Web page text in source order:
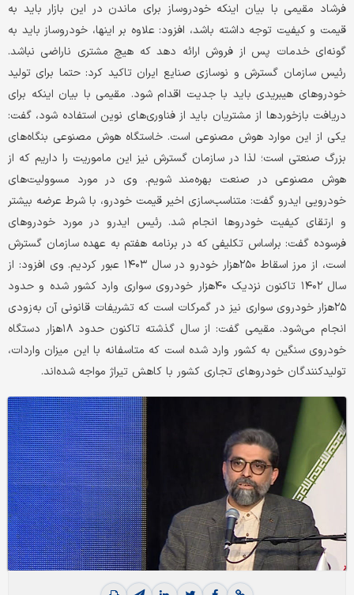
فرشاد مقیمی با بیان اینکه خودروساز برای ماندن در این بازار باید به
قیمت و کیفیت توجه داشته باشد، افزود: علاوه بر اینها، خودروساز باید به
گونه‌ای خدمات پس از فروش ارائه دهد که هیچ مشتری ناراضی نباشد.
رئیس سازمان گسترش و نوسازی صنایع ایران تاکید کرد: حتما برای تولید
خودرو‌های هیبریدی باید با جدیت اقدام شود. مقیمی با بیان اینکه برای
دریافت بازخورد‌ها از مشتریان باید از فناوری‌های نوین استفاده شود، گفت:
یکی از این موارد هوش مصنوعی است. خاستگاه هوش مصنوعی بنگاه‌های
بزرگ صنعتی است؛ لذا در سازمان گسترش نیز این ماموریت را داریم که از
هوش مصنوعی در صنعت بهره‌مند شویم. وی در مورد مسوولیت‌های
خودرویی ایدرو گفت: متناسب‌سازی اخیر قیمت خودرو، با شرط عرضه بیشتر
و ارتقای کیفیت خودروها انجام شد. رئیس ایدرو در مورد خودرو‌های
فرسوده گفت: براساس تکلیفی که در برنامه هفتم به عهده سازمان گسترش
است، از مرز اسقاط ۲۵۰هزار خودرو در سال ۱۴۰۳ عبور کردیم. وی افزود: از
سال ۱۴۰۲ تاکنون نزدیک ۴۰هزار خودروی سواری وارد کشور شده و حدود
۲۵هزار خودروی سواری نیز در گمرکات است که تشریفات قانونی آن به‌زودی
انجام می‌شود. مقیمی گفت: از سال گذشته تاکنون حدود ۱۸هزار دستگاه
خودروی سنگین به کشور وارد شده است که متاسفانه با این میزان واردات،
تولیدکنندگان خودرو‌های تجاری کشور با کاهش تیراژ مواجه شده‌اند.